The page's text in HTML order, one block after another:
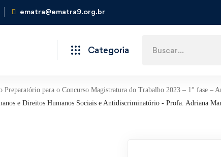
ematra@ematra9.org.br
Categoria
Preparatório para o Concurso Magistratura do Trabalho 2023 – 1° fase –
e Direitos Humanos Sociais e Antidiscriminatório - Profa. Adriana